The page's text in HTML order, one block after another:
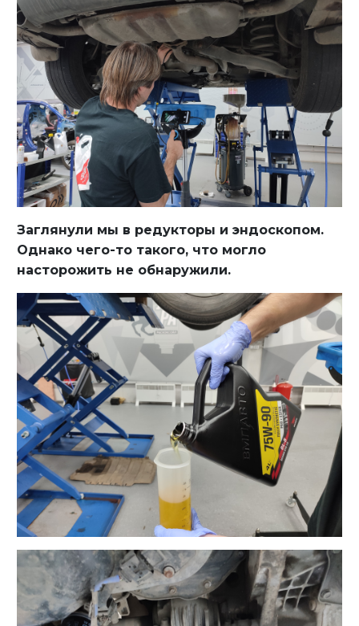
Заглянули мы в редукторы и эндоскопом.
Однако чего-то такого, что могло
насторожить не обнаружили.